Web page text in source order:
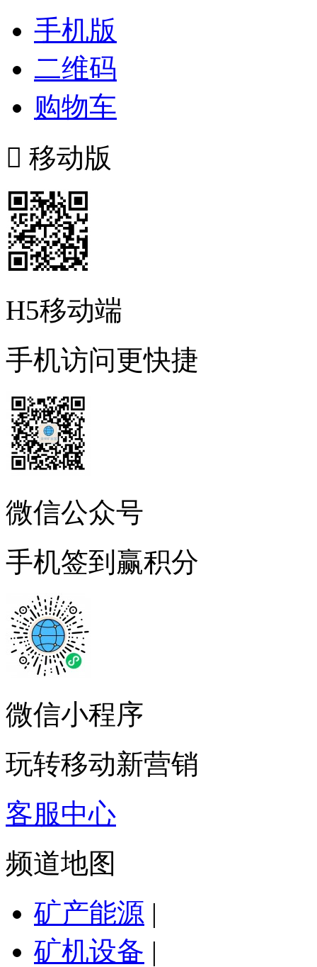
手机版
二维码
购物车
 移动版
H5移动端
手机访问更快捷
微信公众号
手机签到赢积分
微信小程序
玩转移动新营销
客服中心
频道地图
矿产能源 |
矿机设备 |